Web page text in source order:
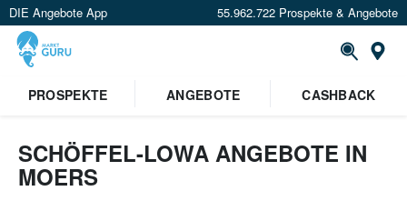
DIE Angebote App 55.962.722 Prospekte & Angebote
PROSPEKTE
ANGEBOTE CASHBACK
SCHÖFFEL-LOWA ANGEBOTE IN
MOERS